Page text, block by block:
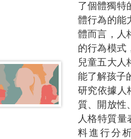
了個體獨特
體行為的能
體而言，人
的行為模式
兒童五大人
能了解孩子
研究依據人
質、開放性
人格特質
料進行分